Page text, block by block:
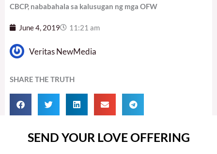
CBCP, nababahala sa kalusugan ng mga OFW
June 4, 2019 11:21 am
Veritas NewMedia
SHARE THE TRUTH
SEND YOUR LOVE OFFERING